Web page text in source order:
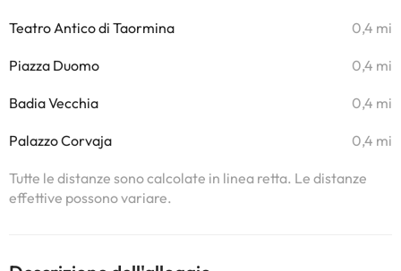
Teatro Antico di Taormina 0,4 mi
Piazza Duomo 0,4 mi
Badia Vecchia 0,4 mi
Palazzo Corvaja 0,4 mi
Tutte le distanze sono calcolate in linea retta. Le distanze
effettive possono variare.